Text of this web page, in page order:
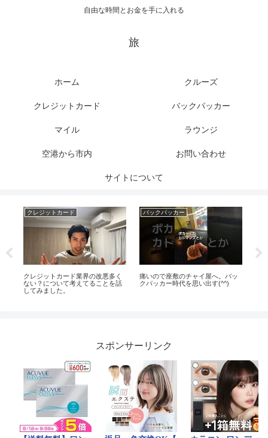
自由な時間とお金を手に入れる
旅
ホーム クルーズ
クレジットカード バックパッカー
マイル ラウンジ
空港から市内 お問い合わせ
サイトについて
クレジットカード
クレジットカード業界の改悪多く
ない？について考えてることを話
してみました。
バックパッカー
痛いので座敷のチャイ屋へ。バッ
クパッカー時代を思い出す(^^)
スポンサーリンク